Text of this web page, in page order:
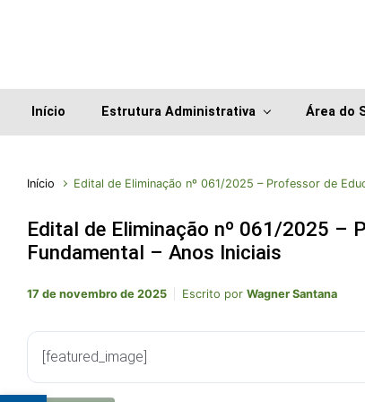
Início Estrutura Administrativa Área do
Início Edital de Eliminação nº 061/2025 – Professor de
Edital de Eliminação nº 061/2025 –
Fundamental – Anos Iniciais
17 de novembro de 2025 Escrito por Wagner Santana
[featured_image]